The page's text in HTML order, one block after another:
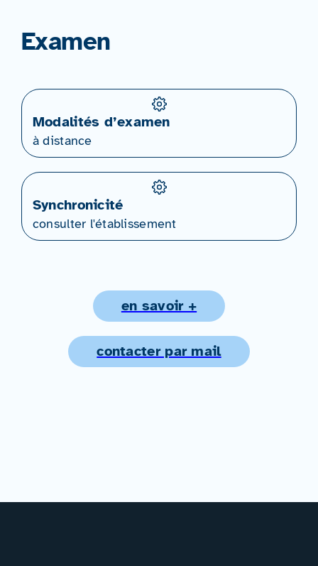
Examen
Modalités d’examen
à distance
Synchronicité
consulter l'établissement
en savoir +
contacter par mail